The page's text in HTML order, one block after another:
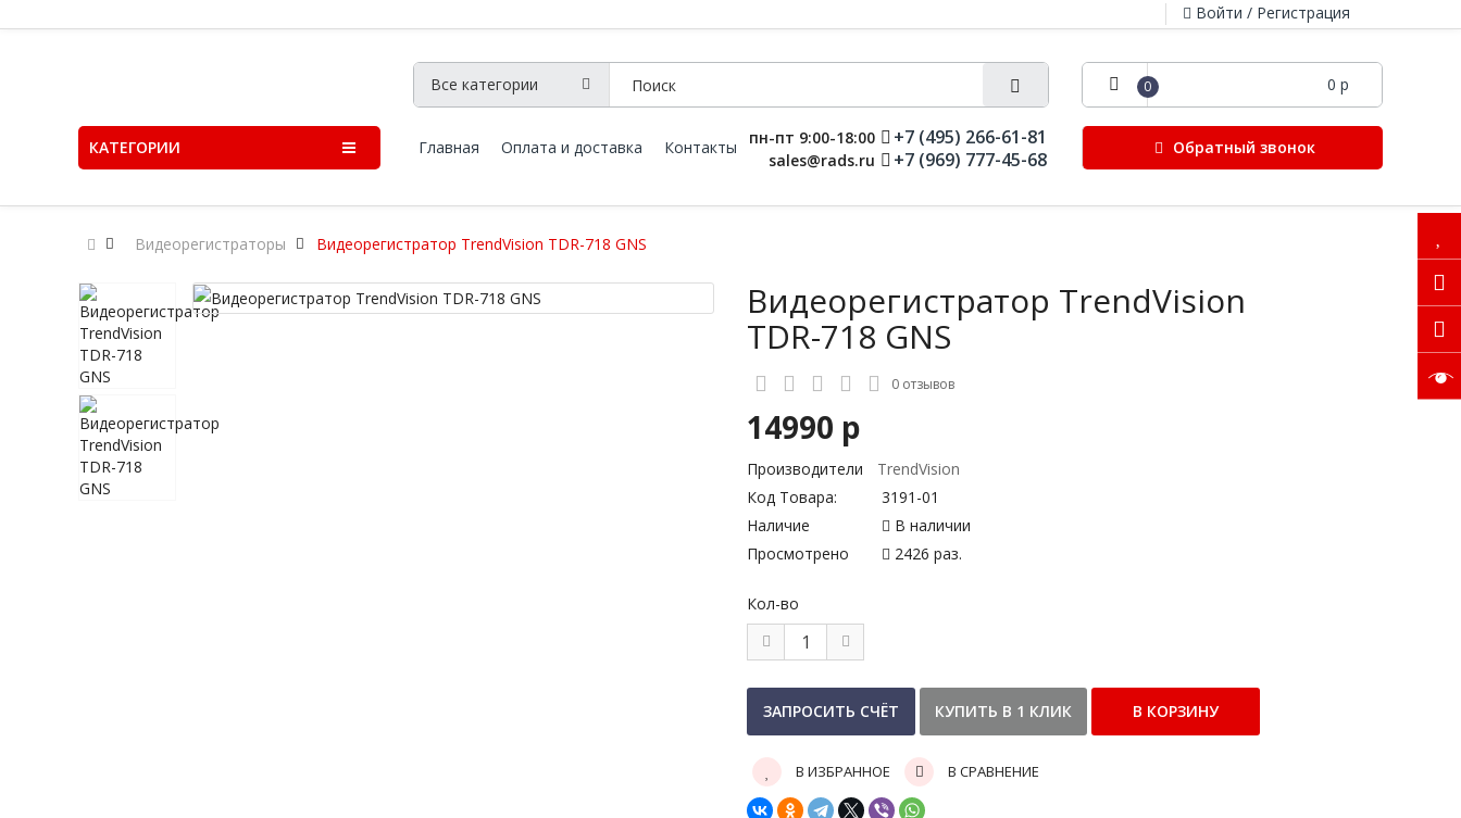
Войти / Регистрация
0 0 р
КАТЕГОРИИ Главная Оплата и доставка Контакты
пн-пт 9:00-18:00
sales@rads.ru
+7 (495) 266-61-81
+7 (969) 777-45-68
Обратный звонок
Видеорегистраторы Видеорегистратор TrendVision TDR-718 GNS
Видеорегистратор TrendVision
TDR-718 GNS
0 отзывов
14990 р
Производители
TrendVision
Код Товара:
3191-01
Наличие
В наличии
Просмотрено
2426 раз.
Кол-во
В ИЗБРАННОЕ В СРАВНЕНИЕ